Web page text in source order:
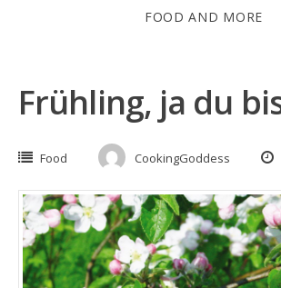
FOOD AND MORE
Frühling, ja du
Food CookingGoddess